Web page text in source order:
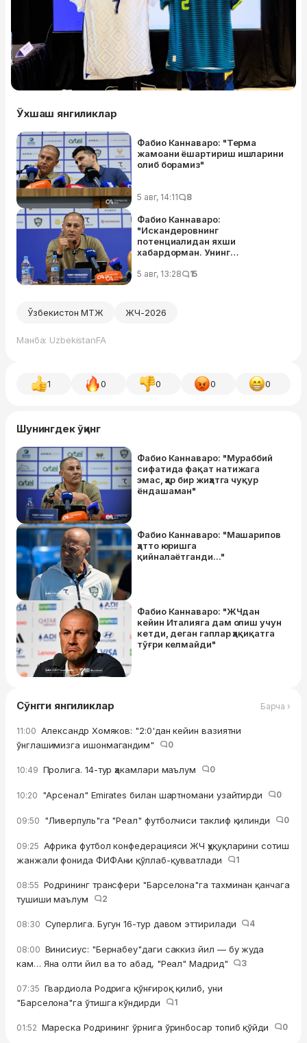
Ўхшаш янгиликлар
Фабио Каннаваро: "Терма
жамоани ёшартириш ишларини
олиб борамиз"
5 авг, 14:11 8
Фабио Каннаваро:
"Искандеровнинг
потенциалидан яхши
хабардорман. Унинг
олиб борганман"
5 авг, 13:28 15
Ўзбекистон МТЖ ЖЧ-2026
Манба: UzbekistanFA
1 0 0 0 0
Шунингдек ўқинг
Фабио Каннаваро: "Мураббий
сифатида фақат натижага
эмас, ҳар бир жиҳатга чуқур
ёндашаман"
Фабио Каннаваро: "Машарипов
ҳатто юришга
қийналаётганди..."
Фабио Каннаваро: "ЖЧдан
кейин Италияга дам олиш учун
кетди, деган гаплар ҳақиқатга
тўғри келмайди"
Сўнгги янгиликлар Барча ›
11:00 Александр Хомяков: "2:0'дан кейин вазиятни
ўнглашимизга ишонмагандим"
0
10:49 Пролига. 14-тур ҳакамлари маълум 0
10:20 "Арсенал" Emirates билан шартномани узайтирди 0
09:50 "Ливерпуль"га "Реал" футболчиси таклиф қилинди 0
09:25 Африка футбол конфедерацияси ЖЧ ҳуқуқларини сотиш
жанжали фонида ФИФАни қўллаб-қувватлади
1
08:55 Родрининг трансфери "Барселона"га тахминан қанчага
тушиши маълум
2
08:30 Суперлига. Бугун 16-тур давом эттирилади 4
08:00 Винисиус: "Бернабеу"даги саккиз йил — бу жуда
кам… Яна олти йил ва то абад, "Реал" Мадрид"
3
07:35 Гвардиола Родрига қўнғироқ қилиб, уни
"Барселона"га ўтишга кўндирди
1
01:52 Мареска Родрининг ўрнига ўринбосар топиб қўйди 0